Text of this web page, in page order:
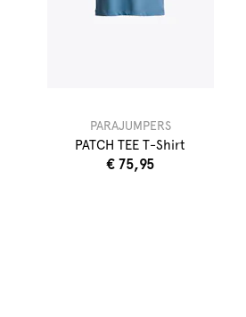
PARAJUMPERS
PATCH TEE T-Shirt
€ 75,95